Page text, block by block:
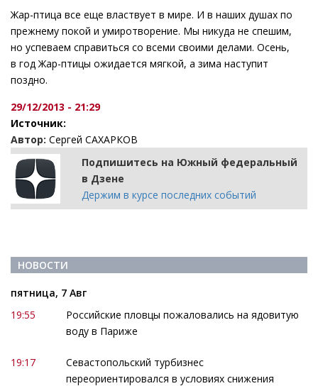
Жар-птица все еще властвует в мире. И в наших душах по
прежнему покой и умиротворение. Мы никуда не спешим,
но успеваем справиться со всеми своими делами. Осень,
в год Жар-птицы ожидается мягкой, а зима наступит
поздно.
29/12/2013 - 21:29
Источник:
Автор: Сергей САХАРКОВ
Подпишитесь на Южный федеральный
в Дзене
Держим в курсе последних событий
НОВОСТИ
пятница, 7 Авг
19:55
Российские пловцы пожаловались на ядовитую
воду в Париже
19:17
Севастопольский турбизнес
переориентировался в условиях снижения